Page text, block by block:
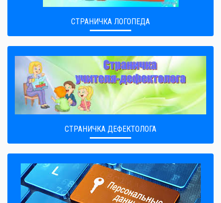
СТРАНИЧКА ЛОГОПЕДА
СТРАНИЧКА ДЕФЕКТОЛОГА